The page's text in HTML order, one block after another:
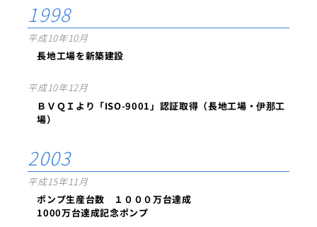
1998
平成10年10月
長地工場を新築建設
平成10年12月
ＢＶＱＩより「ISO-9001」認証取得（長地工場・伊那工
場）
2003
平成15年11月
ポンプ生産台数 １０００万台達成
1000万台達成記念ポンプ